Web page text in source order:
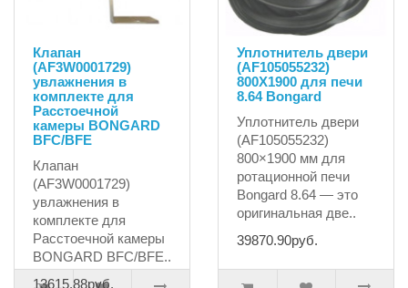
Клапан
(AF3W0001729)
увлажнения в
комплекте для
Расстоечной
камеры BONGARD
BFC/BFE
Клапан
(AF3W0001729)
увлажнения в
комплекте для
Расстоечной камеры
BONGARD BFC/BFE..
13615.88руб.
Уплотнитель двери
(AF105055232)
800X1900 для печи
8.64 Bongard
Уплотнитель двери
(AF105055232)
800×1900 мм для
ротационной печи
Bongard 8.64 — это
оригинальная две..
39870.90руб.